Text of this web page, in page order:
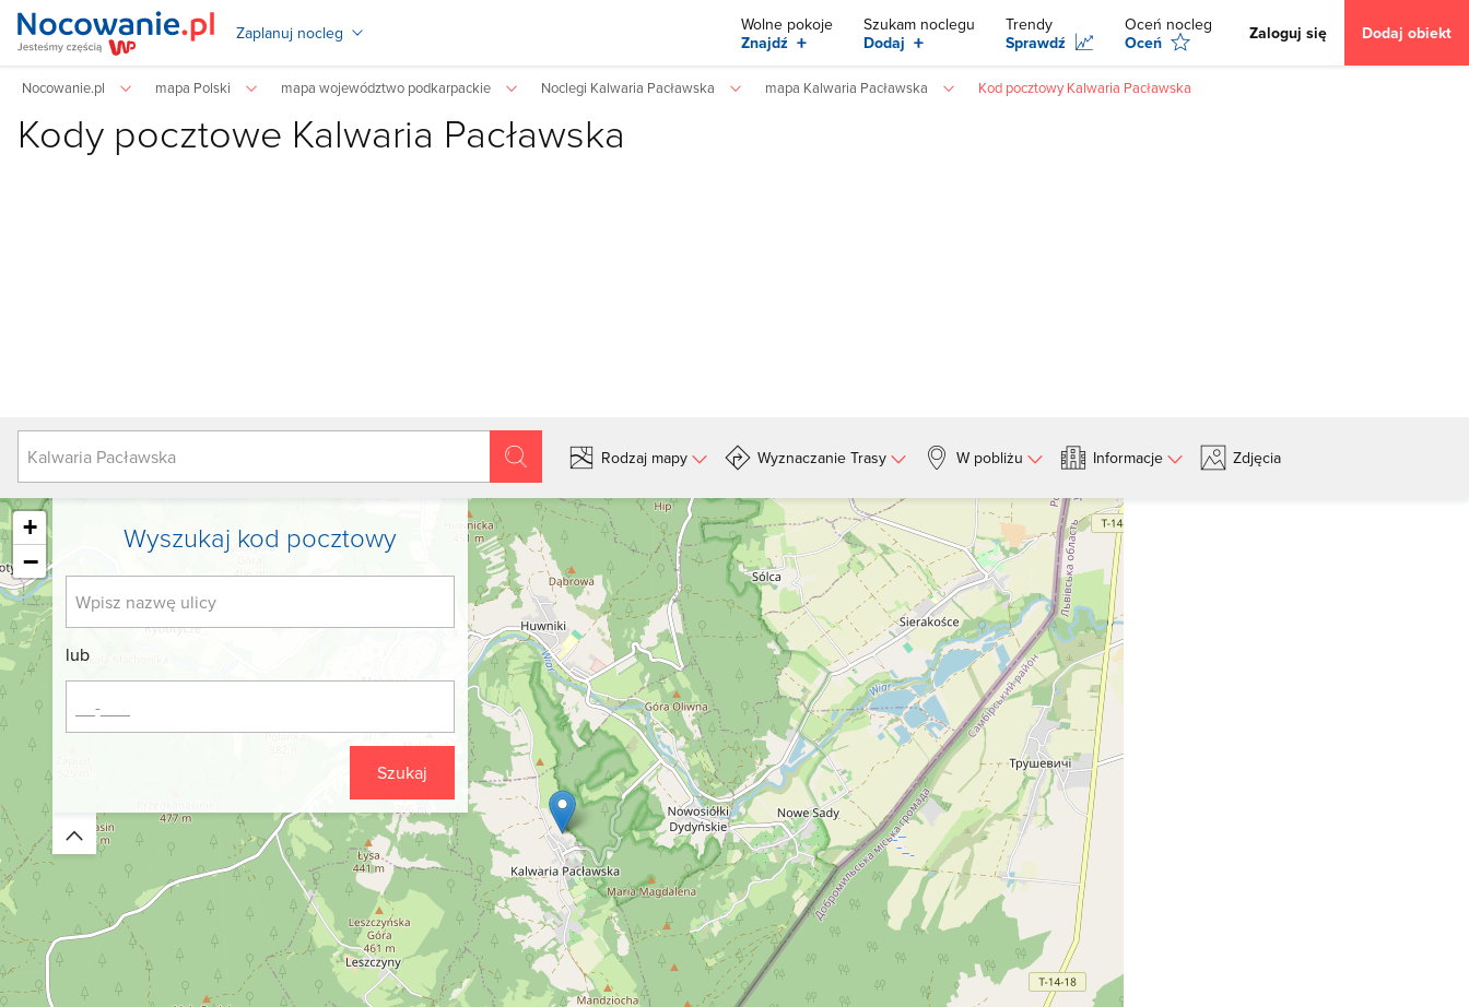
Zaplanuj nocleg
Wolne pokoje
Znajdź +
Szukam noclegu
Dodaj +
Trendy
Sprawdź
Oceń nocleg
Oceń
Zaloguj się Dodaj obiekt
Nocowanie.pl mapa Polski mapa województwo podkarpackie Noclegi Kalwaria Pacławska mapa Kalwaria Pacławska Kod pocztowy Kalwaria Pacławska
Kody pocztowe Kalwaria Pacławska
Szukaj
Rodzaj mapy Wyznaczanie Trasy W pobliżu Informacje Zdjęcia
Wyszukaj kod pocztowy
lub
Szukaj
Zwiń/rozwiń
+
−